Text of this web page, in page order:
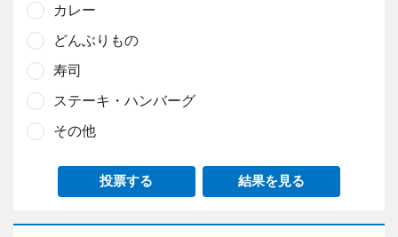
カレー
どんぶりもの
寿司
ステーキ・ハンバーグ
その他
投票する 結果を見る